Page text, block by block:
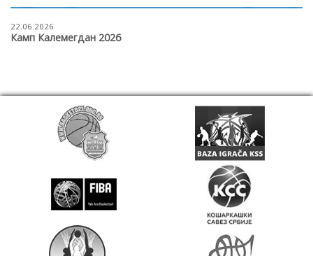
22.06.2026
Камп Калемегдан 2026